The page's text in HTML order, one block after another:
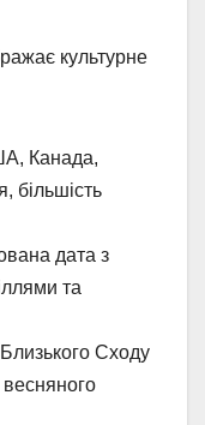
культурне
Канада,
більшість
дата з
та
Сходу